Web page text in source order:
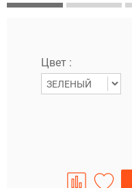
Цвет :